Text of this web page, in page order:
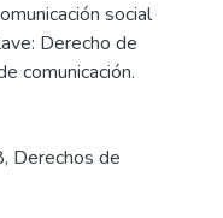
social
Derecho de
comunicación.
, Derechos de